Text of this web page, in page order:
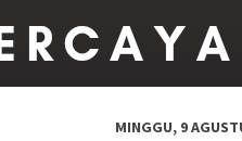
MINGGU, 9